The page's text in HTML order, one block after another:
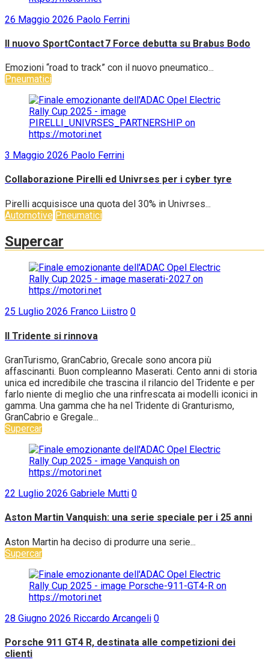
26 Maggio 2026 Paolo Ferrini
Il nuovo SportContact 7 Force debutta su Brabus Bodo
Emozioni “road to track” con il nuovo pneumatico...
Pneumatici
3 Maggio 2026 Paolo Ferrini
Collaborazione Pirelli ed Univrses per i cyber tyre
Pirelli acquisisce una quota del 30% in Univrses...
Automotive Pneumatici
Supercar
25 Luglio 2026 Franco Liistro 0
Il Tridente si rinnova
GranTurismo, GranCabrio, Grecale sono ancora più
affascinanti. Buon compleanno Maserati. Cento anni di storia
unica ed incredibile che trascina il rilancio del Tridente e per
farlo niente di meglio che una rinfrescata ai modelli iconici in
gamma. Una gamma che ha nel Tridente di Granturismo,
GranCabrio e Gregale...
Supercar
22 Luglio 2026 Gabriele Mutti 0
Aston Martin Vanquish: una serie speciale per i 25 anni
Aston Martin ha deciso di produrre una serie...
Supercar
28 Giugno 2026 Riccardo Arcangeli 0
Porsche 911 GT4 R, destinata alle competizioni dei
clienti